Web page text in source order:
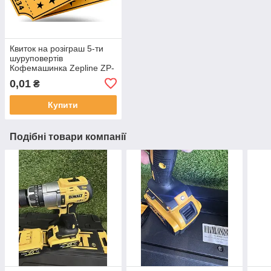
Квиток на розіграш 5-ти
шуруповертів
Кофемашинка Zepline ZP-
0,01 ₴
Купити
Подібні товари компанії